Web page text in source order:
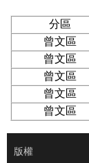
分區
曾文區
曾文區
曾文區
曾文區
曾文區
版權